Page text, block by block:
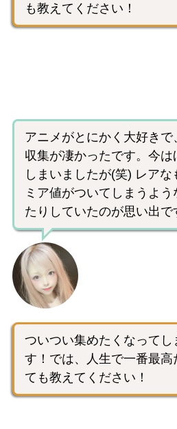
も教えてください！
アニメがとにかく大好き
収集が凄かったです。今は
しまいましたが(笑) レアな
ミア値がついてしまうよ
たりしていたのが思い出で
ついつい集めたくなってし
す！では、人生で一番最高
ても教えてください！